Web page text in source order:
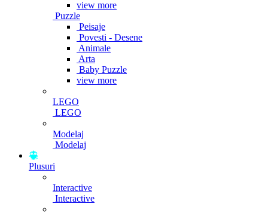
view more
Puzzle
Peisaje
Povesti - Desene
Animale
Arta
Baby Puzzle
view more
LEGO
LEGO
Modelaj
Modelaj
Plusuri
Interactive
Interactive